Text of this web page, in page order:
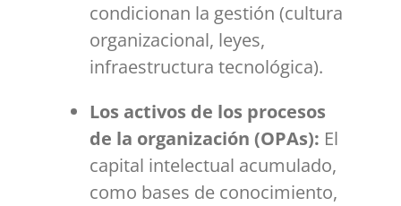
condicionan la gestión (cultura
organizacional, leyes,
infraestructura tecnológica).
Los activos de los procesos
de la organización (OPAs): El
capital intelectual acumulado,
como bases de conocimiento,